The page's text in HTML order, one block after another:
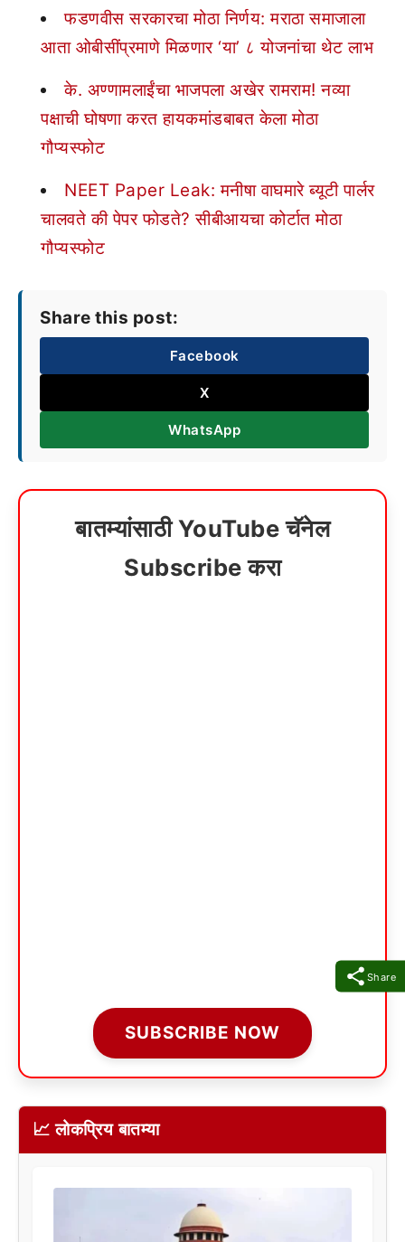
Share
फडणवीस सरकारचा मोठा निर्णय: मराठा समाजाला
आता ओबीसींप्रमाणे मिळणार ‘या’ ८ योजनांचा थेट लाभ
के. अण्णामलाईंचा भाजपला अखेर रामराम! नव्या
पक्षाची घोषणा करत हायकमांडबाबत केला मोठा
गौप्यस्फोट
NEET Paper Leak: मनीषा वाघमारे ब्यूटी पार्लर
चालवते की पेपर फोडते? सीबीआयचा कोर्टात मोठा
गौप्यस्फोट
Share this post:
Facebook
X
WhatsApp
बातम्यांसाठी YouTube चॅनेल
Subscribe करा
SUBSCRIBE NOW
📈 लोकप्रिय बातम्या